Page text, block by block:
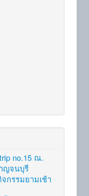
no.15 ณ.
ญจนบุรี
กรรมยามเช้า